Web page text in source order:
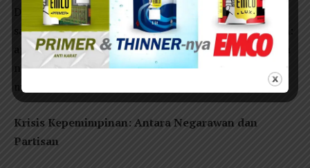
Dalam situasi seperti ini, “takut” adalah respons yang
sangat manusiawi. Tetapi justru di sinilah letak ujiannya:
apakah Gubernur akan tetap menjadi bagian dari sistem
neo-patrimonial itu, ataukah ia akan memilih untuk
menghancurkannya dari dalam?
Krisis Kepemimpinan: Antara Negarawan dan
Partisan